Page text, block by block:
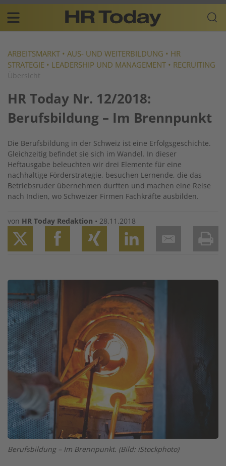
Skip
content
Plattform
für
Resources
navigation
DE
ARBEITSMARKT • AUS- UND WEITERBILDUNG • HR
STRATEGIE • LEADERSHIP UND MANAGEMENT • RECRUITING
Übersicht
HR Today Nr. 12/2018:
Berufsbildung – Im Brennpunkt
Die Berufsbildung in der Schweiz ist eine Erfolgsgeschichte.
Gleichzeitig befindet sie sich im Wandel. In dieser
Heftausgabe beleuchten wir drei Elemente für eine
nachhaltige Förderstrategie, besuchen Lernende, die das
Betriebsruder übernehmen durften und machen eine Reise
nach Indien, wo Schweizer Firmen Fachkräfte ausbilden.
von HR Today Redaktion • 28.11.2018
Berufsbildung – Im Brennpunkt. (Bild: iStockphoto)